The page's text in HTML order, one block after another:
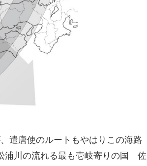
遣唐使のルートもやはりこの海路
浦川の流れる最も壱岐寄りの国 佐